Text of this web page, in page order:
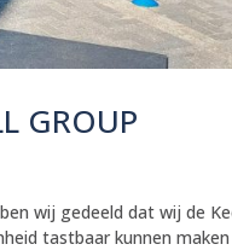
GROUP
wij gedeeld dat wij de
tastbaar kunnen